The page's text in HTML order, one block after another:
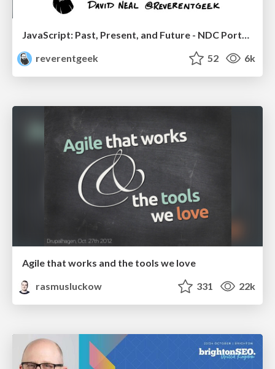
JavaScript: Past, Present, and Future - NDC Porto 2020
reverentgeek
52 6k
Agile that works and the tools we love
rasmusluckow
331 22k